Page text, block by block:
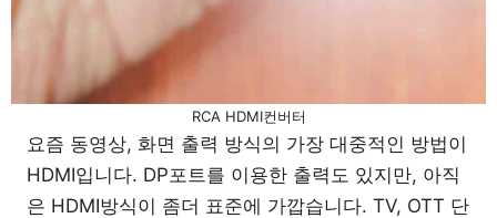
RCA HDMI컨버터
요즘 동영상, 화면 출력 방식의 가장 대중적인 방법이
HDMI입니다. DP포트를 이용한 출력도 있지만, 아직
은 HDMI방식이 좀더 표준에 가깝습니다. TV, OTT 단